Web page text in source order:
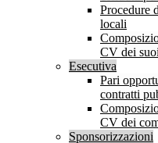
Procedure
locali
CV dei
Esecutiva
Pari
contratti
CV dei
Sponsorizzazioni